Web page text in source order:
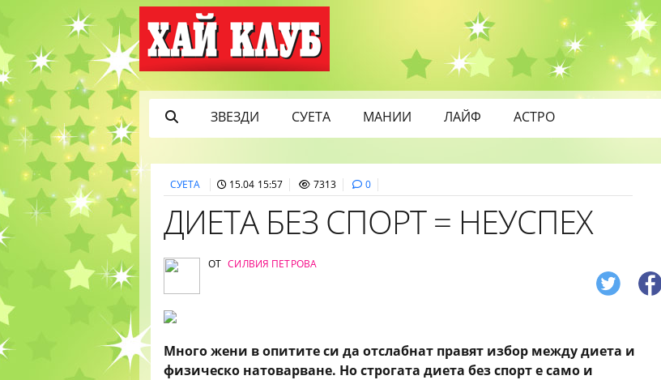
ЗВЕЗДИ СУЕТА МАНИИ ЛАЙФ АСТРО
СУЕТА 15.04 15:57 7313 0
ДИЕТА БЕЗ СПОРТ = НЕУСПЕХ
ОТ СИЛВИЯ ПЕТРОВА
Много жени в опитите си да отслабнат правят избор между диета и
физическо натоварване. Но строгата диета без спорт е само и